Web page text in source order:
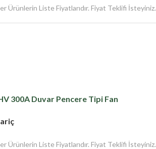
Ürünlerin Liste Fiyatlarıdır. Fiyat Teklifi İsteyiniz.
300A Duvar Pencere Tipi Fan
Ürünlerin Liste Fiyatlarıdır. Fiyat Teklifi İsteyiniz.